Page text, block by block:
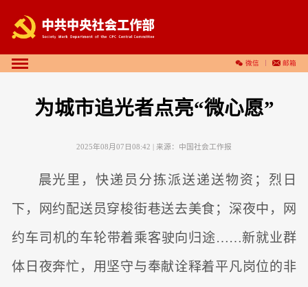
微信 邮箱
为城市追光者点亮“微心愿”
2025年08月07日08:42 | 来源： 中国社会工作报
晨光里，快递员分拣派送递送物资；烈日
下，网约配送员穿梭街巷送去美食；深夜中，网
约车司机的车轮带着乘客驶向归途……新就业群
体日夜奔忙，用坚守与奉献诠释着平凡岗位的非